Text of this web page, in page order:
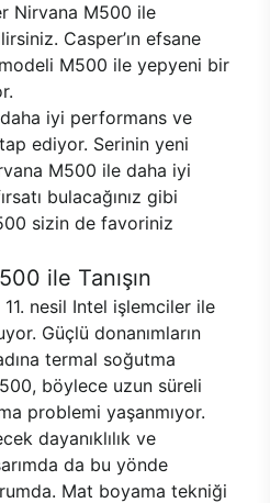
Nirvana M500 ile
Casper’ın efsane
modeli M500 ile yepyeni bir
iyi performans ve
ediyor. Serinin yeni
M500 ile daha iyi
bulacağınız gibi
sizin de favoriniz
ile Tanışın
nesil Intel işlemciler ile
Güçlü donanımların
termal soğutma
böylece uzun süreli
problemi yaşanmıyor.
dayanıklılık ve
da bu yönde
Mat boyama tekniği